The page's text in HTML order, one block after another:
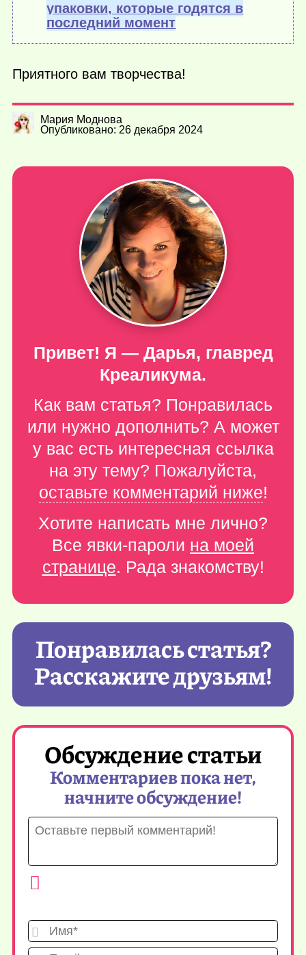
упаковки, которые годятся в
последний момент
Приятного вам творчества!
Мария Моднова
Опубликовано: 26 декабря 2024
Привет! Я — Дарья, главред
Креаликума.
Как вам статья? Понравилась
или нужно дополнить? А может
у вас есть интересная ссылка
на эту тему? Пожалуйста,
оставьте комментарий ниже!
Хотите написать мне лично?
Все явки-пароли на моей
странице. Рада знакомству!
Понравилась статья?
Расскажите друзьям!
Обсуждение статьи
Комментариев пока нет,
начните обсуждение!
Имя*